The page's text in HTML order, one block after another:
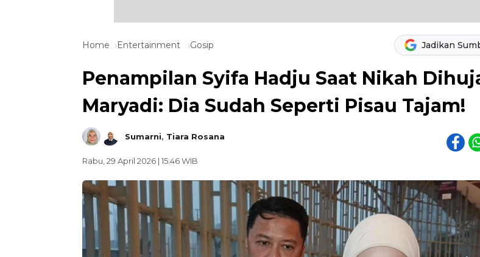
Home Entertainment Gosip Jadikan
Penampilan Syifa Hadju Saat Nikah
Maryadi: Dia Sudah Seperti Pisau Tajam!
Sumarni, Tiara Rosana
Rabu, 29 April 2026 | 15:46 WIB